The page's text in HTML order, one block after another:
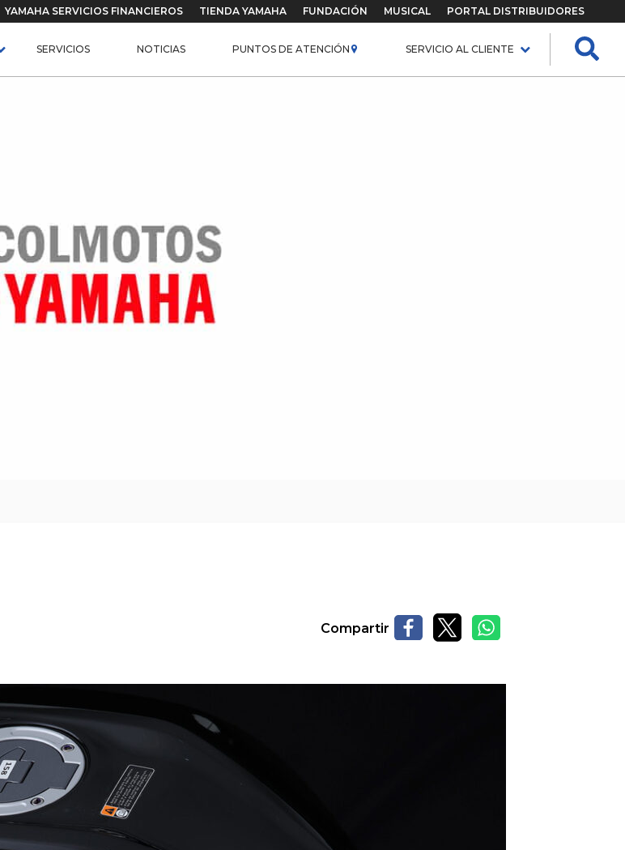
YAMAHA SERVICIOS FINANCIEROS TIENDA YAMAHA FUNDACIÓN MUSICAL PORTAL DISTRIBUIDORES
SERVICIOS NOTICIAS PUNTOS DE ATENCIÓN SERVICIO AL CLIENTE
Compartir